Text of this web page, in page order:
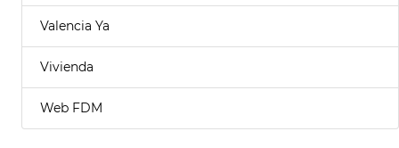
Valencia Ya
Vivienda
Web FDM